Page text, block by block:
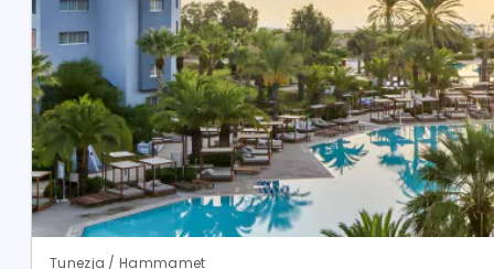
Tunezja / Hammamet